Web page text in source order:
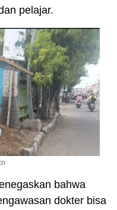
pelajar.
bahwa
dokter bisa